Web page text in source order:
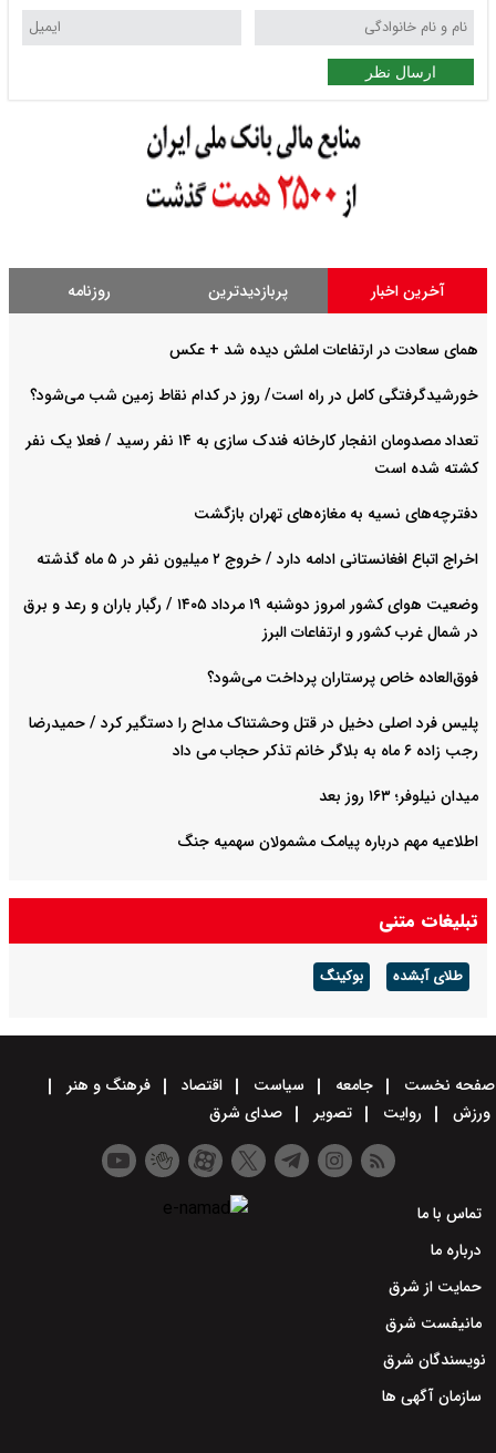
ارسال نظر
آخرین اخبار پربازدیدترین روزنامه
همای سعادت در ارتفاعات املش دیده شد + عکس
خورشیدگرفتگی کامل در راه است/ روز در کدام نقاط زمین شب می‌شود؟
تعداد مصدومان انفجار کارخانه فندک سازی به ۱۴ نفر رسید / فعلا یک نفر
کشته شده است
دفترچه‌های نسیه به مغازه‌های تهران بازگشت
اخراج اتباع افغانستانی ادامه دارد / خروج ۲ میلیون نفر در ۵ ماه گذشته
وضعیت هوای کشور امروز دوشنبه ۱۹ مرداد ۱۴۰۵ / رگبار باران و رعد و برق
در شمال غرب کشور و ارتفاعات البرز
فوق‌العاده خاص پرستاران پرداخت می‌شود‌؟
پلیس فرد اصلی دخیل در قتل وحشتناک مداح را دستگیر کرد / حمیدرضا
رجب زاده ۶ ماه به بلاگر خانم تذکر حجاب می داد
میدان نیلوفر؛ ۱۶۳ روز بعد
اطلاعیه مهم درباره پیامک مشمولان سهمیه جنگ
تبلیغات متنی
طلای آبشده بوکینگ
صفحه نخست جامعه سیاست اقتصاد
فرهنگ و هنر
ورزش
روایت تصویر صدای شرق
تماس با ما
درباره ما
حمایت از شرق
مانیفست شرق
نویسندگان شرق
سازمان آگهی ها